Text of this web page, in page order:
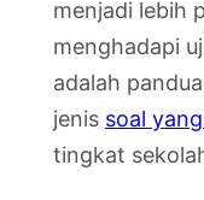
menjadi lebih
menghadapi
adalah
jenis soal
tingkat